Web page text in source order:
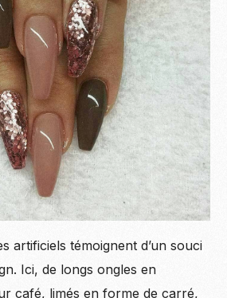
artificiels témoignent d’un souci
Ici, de longs ongles en
café, limés en forme de carré,